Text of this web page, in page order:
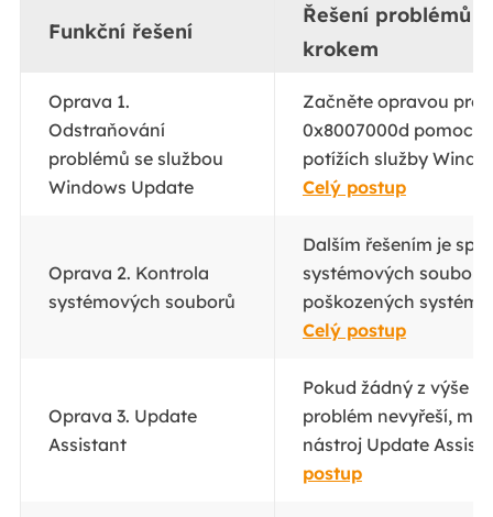
Funkční řešení
Řešení problémů
krokem
Oprava 1.
Odstraňování
problémů se službou
Windows Update
Začněte opravou
0x8007000d pomocí
potížích služby
Celý postup
Oprava 2. Kontrola
systémových souborů
Dalším řešením je
systémových
poškozených
Celý postup
Oprava 3. Update
Assistant
Pokud žádný z výše
problém nevyřeší,
nástroj Update
postup